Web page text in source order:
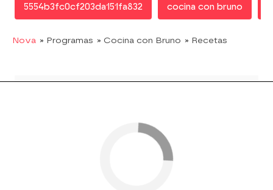
5554b3fc0cf203da151fa832 cocina con bruno
Nova » Programas » Cocina con Bruno » Recetas